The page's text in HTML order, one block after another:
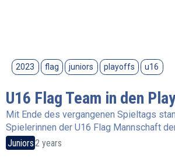
2023 flag juniors playoffs u16
U16 Flag Team in den
Mit Ende des vergangenen Spieltags
Spielerinnen der U16 Flag Mannschaft
Juniors2 years